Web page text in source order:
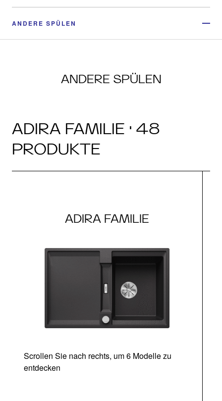
ANDERE SPÜLEN
ANDERE SPÜLEN
ADIRA FAMILIE · 48
PRODUKTE
ADIRA FAMILIE
Scrollen Sie nach rechts, um 6 Modelle zu
entdecken